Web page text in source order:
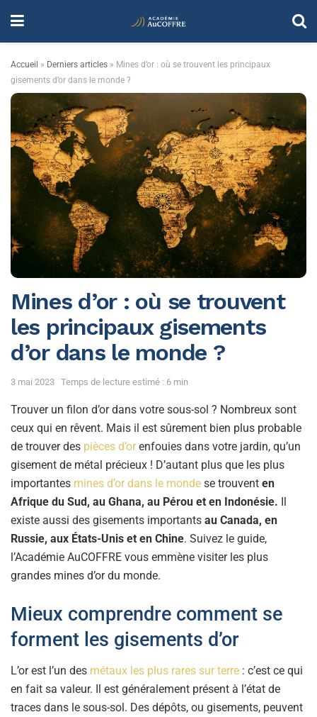
Accueil » Derniers articles » Mines d’or : où se trouvent les principaux
gisements d’or dans le monde ?
Mines d’or : où se trouvent
les principaux gisements
d’or dans le monde ?
3 mai 2023 Temps de lecture estimé : 6 min
Trouver un filon d’or dans votre sous-sol ? Nombreux sont
ceux qui en rêvent. Mais il est sûrement bien plus probable
de trouver des pièces d’orenfouies dans votre jardin, qu’un
gisement de métal précieux ! D’autant plus que les plus
importantes mines d’or dans le monde se trouvent en
Afrique du Sud, au Ghana, au Pérou et en Indonésie. Il
existe aussi des gisements importants au Canada, en
Russie, aux États-Unis et en Chine. Suivez le guide,
l’Académie AuCOFFRE vous emmène visiter les plus
grandes mines d’or du monde.
Mieux comprendre comment se
forment les gisements d’or
L’or est l’un des métaux les plus rares sur terre : c’est ce qui
en fait sa valeur. Il est généralement présent à l’état de
traces dans le sous-sol. Des dépôts, ou gisements, peuvent